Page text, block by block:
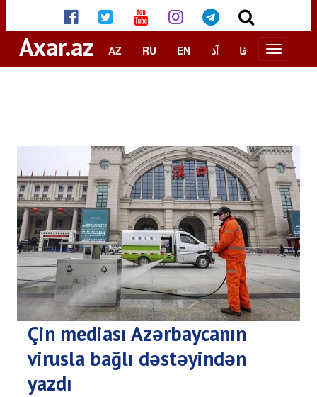
Axar.az AZ RU EN آذ فا
Çin mediası Azərbaycanın
virusla bağlı dəstəyindən
yazdı